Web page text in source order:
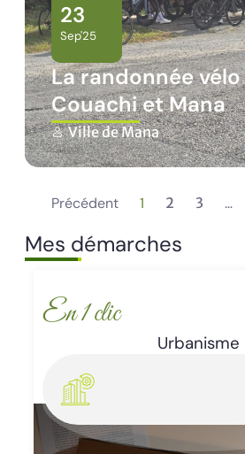
23
Sep'25
La randonnée
Couachi et Mana
Ville de Mana
Précédent 1 2 3 …
Mes démarches
En 1 clic
Urbanisme